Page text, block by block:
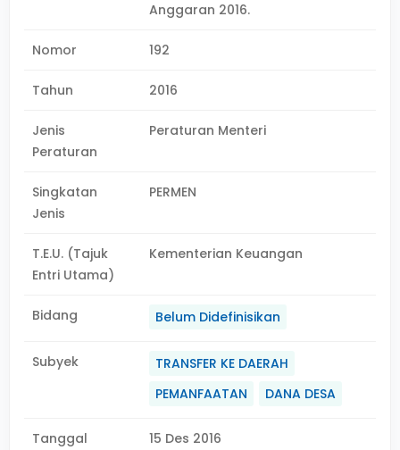
Anggaran 2016.
Nomor 192
Tahun 2016
Jenis
Peraturan
Peraturan Menteri
Singkatan
Jenis
PERMEN
T.E.U. (Tajuk
Entri Utama)
Kementerian Keuangan
Bidang Belum Didefinisikan
Subyek
TRANSFER KE DAERAH
PEMANFAATAN
DANA DESA
Tanggal
15 Des 2016